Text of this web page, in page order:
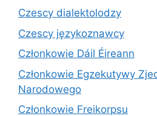
Czescy dialektolodzy
Czescy językoznawcy
Członkowie Dáil Éireann
Członkowie Egzekutywy
Narodowego
Członkowie Freikorpsu